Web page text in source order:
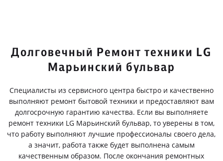
Долговечный Ремонт техники LG
Марьинский бульвар
Специалисты из сервисного центра быстро и качественно
выполняют ремонт бытовой техники и предоставляют вам
долгосрочную гарантию качества. Если вы выполняете
ремонт техники LG Марьинский бульвар, то уверены в том,
что работу выполняют лучшие профессионалы своего дела,
а значит, работа также будет выполнена самым
качественным образом. После окончания ремонтных